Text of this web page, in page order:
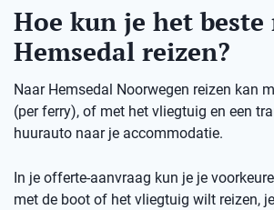
Hoe kun je het beste
Hemsedal reizen?
Naar Hemsedal Noorwegen reizen kan
(per ferry), of met het vliegtuig en een
huurauto naar je accommodatie.
In je offerte-aanvraag kun je je
met de boot of het vliegtuig wilt reizen,